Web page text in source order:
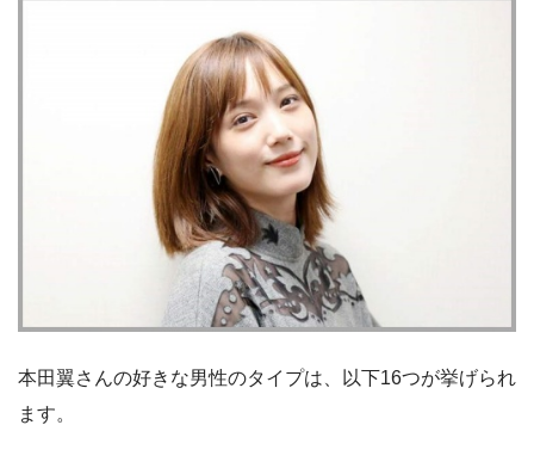
本田翼さんの好きな男性のタイプは、以下16つが挙げられ
ます。